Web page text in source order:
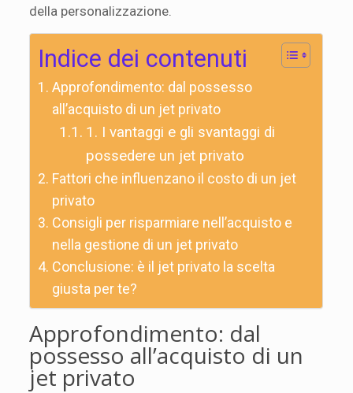
della personalizzazione.
Indice dei contenuti
Approfondimento: dal possesso
all’acquisto di un jet privato
1. I vantaggi e gli svantaggi di
possedere un jet privato
Fattori che influenzano il costo di un jet
privato
Consigli per risparmiare nell’acquisto e
nella gestione di un jet privato
Conclusione: è il jet privato la scelta
giusta per te?
Approfondimento: dal
possesso all’acquisto di un
jet privato